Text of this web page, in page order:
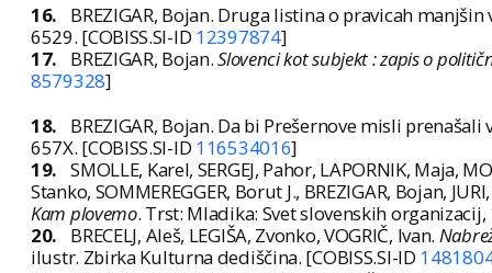
16.
BREZIGAR, Bojan. Druga listina o pravicah manjšin
6529. [COBISS.SI-ID 12397874]
17.
BREZIGAR, Bojan.Slovenci kot subjekt : zapis o
8579328]
18.
BREZIGAR, Bojan. Da bi Prešernove misli
657X. [COBISS.SI-ID 116534016]
19. SMOLLE, Karel, SERGEJ, Pahor, LAPORNIK, Maja,
Stanko, SOMMEREGGER, Borut J., BREZIGAR, Bojan,
Kam plovemo. Trst: Mladika: Svet slovenskih
20.
BRECELJ, Aleš, LEGIŠA, Zvonko, VOGRIČ, Ivan.
ilustr. Zbirka Kulturna dediščina. [COBISS.SI-ID